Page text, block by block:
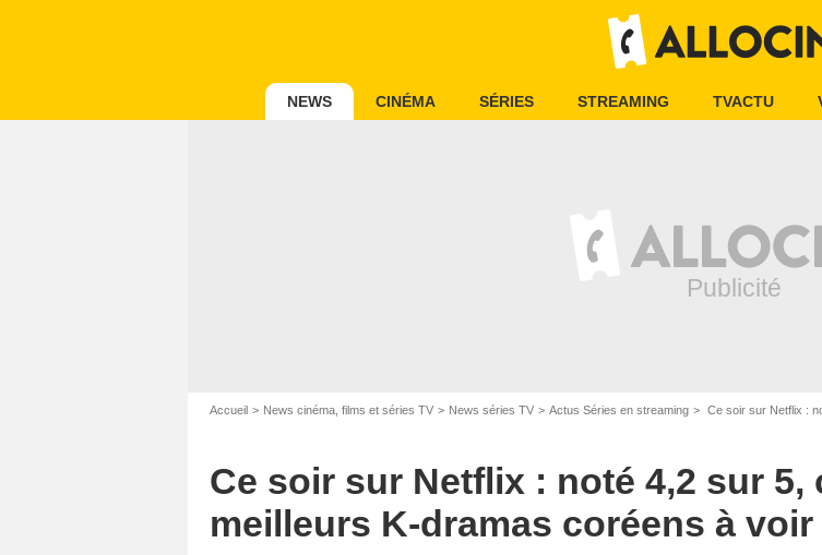
NEWS CINÉMA SÉRIES STREAMING TVACTU
Accueil News cinéma, films et séries TV News séries TV Actus Séries en streaming Ce soir sur Netflix :
Ce soir sur Netflix : noté 4,2 sur 5,
meilleurs K-dramas coréens à
JTBC